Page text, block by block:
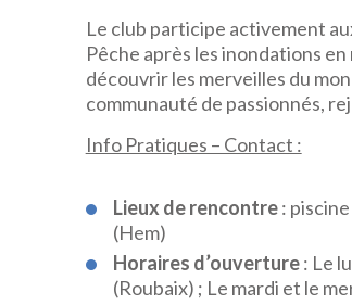
Le club participe activement
Pêche après les inondations
découvrir les merveilles du
communauté de passionnés,
Info Pratiques – Contact :
Lieux de rencontre:
(Hem)
Horaires d’ouverture: Le
(Roubaix) ; Le mardi et le